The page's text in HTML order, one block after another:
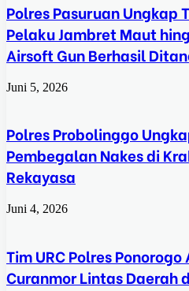
Polres Pasuruan Ungkap
Pelaku Jambret Maut
Airsoft Gun Berhasil
Juni 5, 2026
Polres Probolinggo
Pembegalan Nakes di
Rekayasa
Juni 4, 2026
Tim URC Polres
Curanmor Lintas Daerah